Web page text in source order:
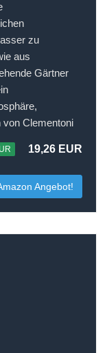
zu
aus
Gärtner
Clementoni
19,26 EUR
Angebot!